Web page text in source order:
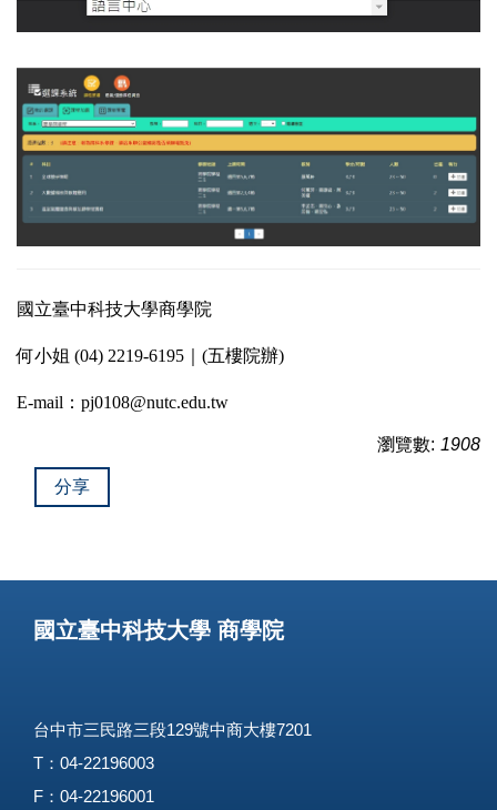
國立臺中科技大學商學院
何小姐 (04) 2219-6195｜(五樓院辦)
E-mail：pj0108@nutc.edu.tw
瀏覽數: 1908
分享
國立臺中科技大學 商學院
台中市三民路三段129號中商大樓7201
T：04-22196003
F：04-22196001